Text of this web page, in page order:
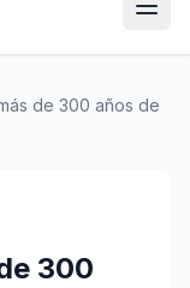
de 300 años de
300